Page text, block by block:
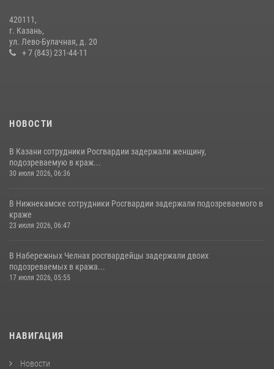
В Казани Росгвардия приняла участие в обеспечении безопасности
крестного хода и освящения храма
22 июля 2026, 07:41
420111,
г. Казань,
ул. Лево-Булачная, д. 20
+ 7 (843) 231-44-11
НОВОСТИ
В Казани сотрудники Росгвардии задержали женщину,
подозреваемую в краж...
30 июля 2026, 06:36
В Нижнекамске сотрудники Росгвардии задержали подозреваемого в
краже
23 июля 2026, 06:47
В Набережных Челнах росгвардейцы задержали двоих
подозреваемых в кража...
17 июля 2026, 05:55
НАВИГАЦИЯ
Новости